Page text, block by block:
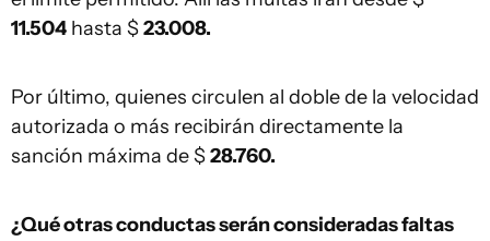
11.504 hasta $23.008.
Por último, quienes circulen al doble de la velocidad
autorizada o más recibirán directamente la
sanción máxima de $28.760.
¿Qué otras conductas serán consideradas faltas